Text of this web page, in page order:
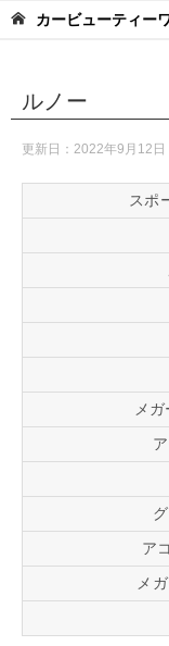
カービューティー
ルノー
更新日： 2022年9月12日
スポ
メ
ア
メ